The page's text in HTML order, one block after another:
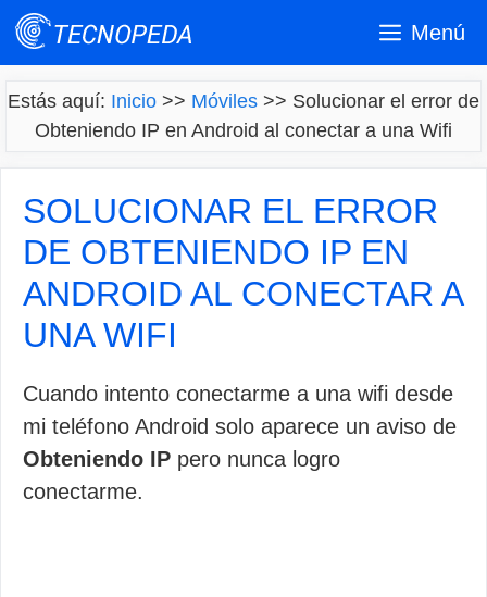
Saltar
Menú
Estás aquí: Inicio >> Móviles >> Solucionar el error de
Obteniendo IP en Android al conectar a una Wifi
SOLUCIONAR EL ERROR
DE OBTENIENDO IP EN
ANDROID AL CONECTAR A
UNA WIFI
Cuando intento conectarme a una wifi desde
mi teléfono Android solo aparece un aviso de
Obteniendo IP pero nunca logro
conectarme.